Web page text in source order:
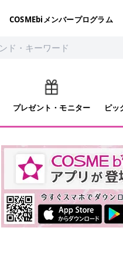
COSMEbiメンバープログラム
プレゼント・モニター ピッ